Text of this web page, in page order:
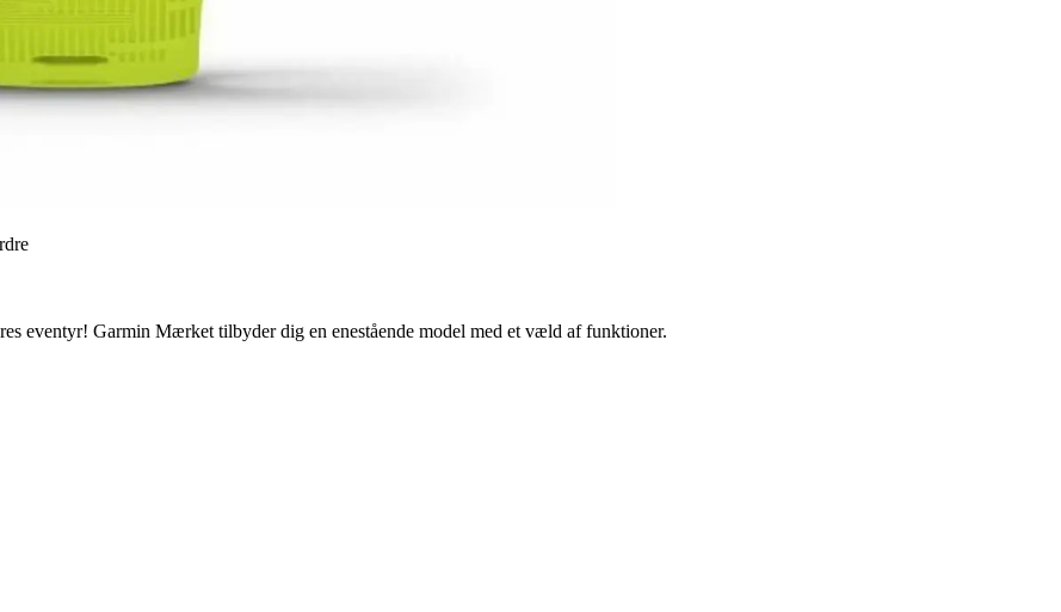
eventyr! Garmin Mærket tilbyder dig en enestående model med et væld af funktioner.